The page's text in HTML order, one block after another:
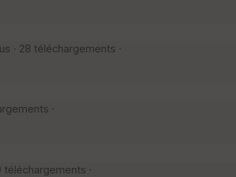
· 28 téléchargements ·
·
téléchargements ·